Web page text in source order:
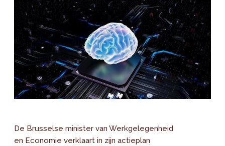
De Brusselse minister van Werkgelegenheid
en Economie verklaart in zijn actieplan